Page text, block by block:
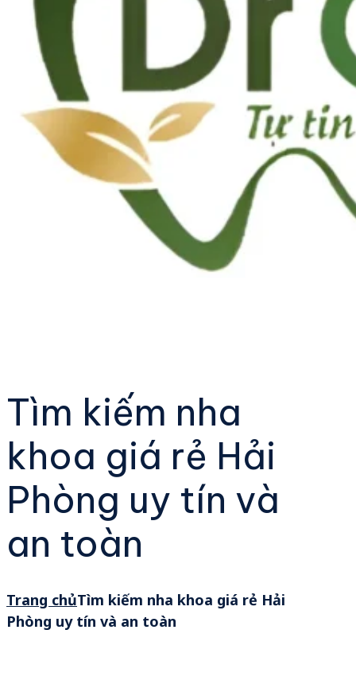
Tìm kiếm nha
khoa giá rẻ Hải
Phòng uy tín và
an toàn
Trang chủTìm kiếm nha khoa giá rẻ Hải
Phòng uy tín và an toàn